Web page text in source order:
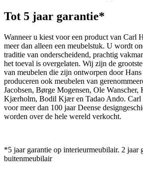
Tot 5 jaar garantie*
Wanneer u kiest voor een product van Carl
meer dan alleen een meubelstuk. U wordt
traditie van onderscheidend, prachtig
het toeval is overgelaten. Wij zijn de
van meubelen die zijn ontworpen door
produceren ook meubelen van
Jacobsen, Børge Mogensen, Ole
Kjærholm, Bodil Kjær en Tadao Ando. Carl
voor meer dan 100 jaar Deense
worden over de hele wereld verkocht.
*5 jaar garantie op interieurmeubilair. 2 jaar
buitenmeubilair